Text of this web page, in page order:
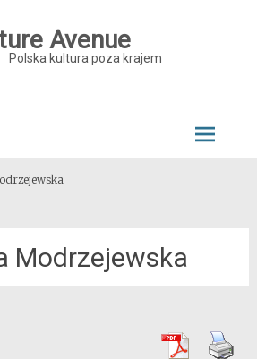
Avenue
Polska kultura poza krajem
Modrzejewska